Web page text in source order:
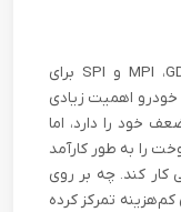
، MPI و SPI برای
خودرو اهمیت زیادی
خود را دارد، اما
را به طور کارآمد
کار کند. چه بر روی
تمرکز کرده